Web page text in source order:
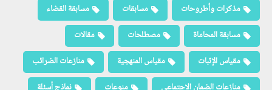
مذكرات وأطروحات
مسابقات
مسابقة القضاء
مسابقة المحاماة
مصطلحات
مقالات
مقياس الإثبات
مقياس المنهجية
منازعات الضرائب